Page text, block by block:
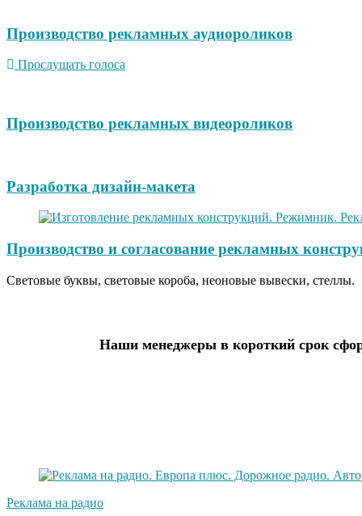
Производство рекламных аудиороликов
Прослушать голоса
Производство рекламных видеороликов
Разработка дизайн-макета
Производство и согласование рекламных
Световые буквы, световые короба, неоновые вывески, стеллы.
Наши менеджеры в короткий срок
Реклама на радио